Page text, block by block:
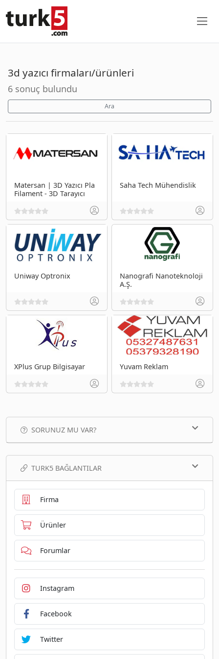
3d yazıcı firmaları/ürünleri
6 sonuç bulundu
Ara
Matersan | 3D Yazıcı Pla
Filament - 3D Tarayıcı
Saha Tech Mühendislik
Uniway Optronix
Nanografi Nanoteknoloji
A.Ş.
XPlus Grup Bilgisayar Yuvam Reklam
SORUNUZ MU VAR?
TURK5 BAĞLANTILAR
Firma
Ürünler
Forumlar
Instagram
Facebook
Twitter